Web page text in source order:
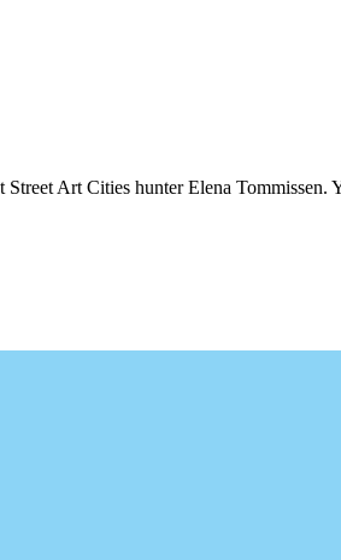
Art Cities hunter Elena Tommissen.